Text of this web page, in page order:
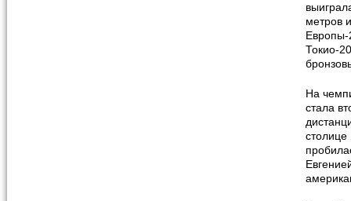
метров
Европы-
Токио-
На
стала